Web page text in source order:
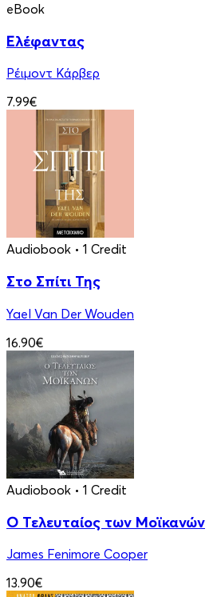
eBook
Ελέφαντας
Ρέιμοντ Κάρβερ
7.99€
Audiobook • 1 Credit
Στο Σπίτι Της
Yael Van Der Wouden
16.90€
Audiobook • 1 Credit
Ο Τελευταίος των Μοϊκανών
James Fenimore Cooper
13.90€